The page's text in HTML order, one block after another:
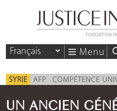
Menu
SYRIE AFP COMPÉTENCE
UN ANCIEN